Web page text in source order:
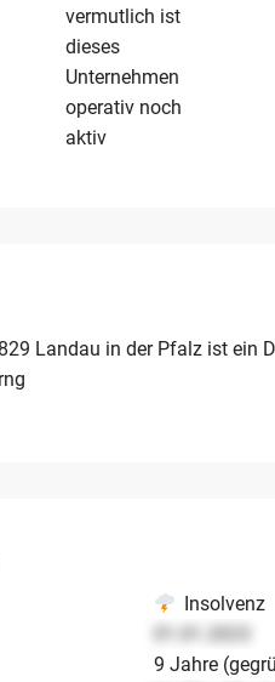
vermutlich ist
dieses
Unternehmen
operativ noch
aktiv
Landau in der Pfalz ist ein
Insolvenz
9 Jahre